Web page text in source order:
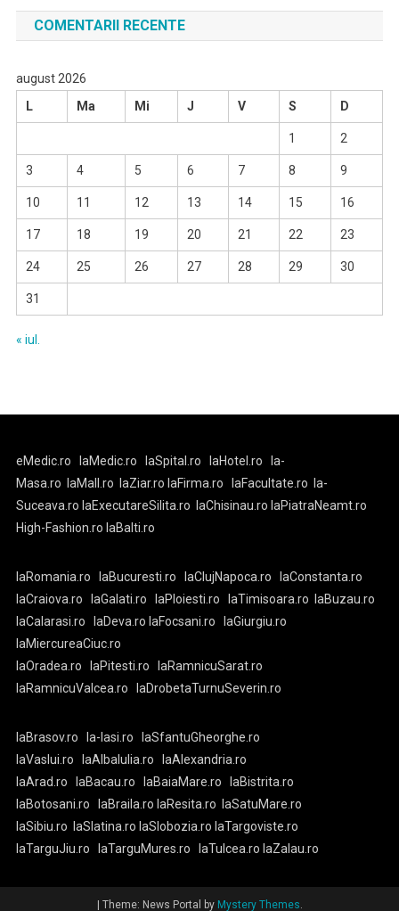
COMENTARII RECENTE
august 2026
L
Ma Mi J V S D
1 2
3 4 5 6 7 8 9
10 11 12 13 14 15 16
17 18 19 20 21 22 23
24 25 26 27 28 29 30
31
« iul.
eMedic.ro laMedic.ro laSpital.ro laHotel.ro
la-
Masa.ro
laMall.ro laZiar.ro laFirma.ro laFacultate.ro
la-
Suceava.ro laExecutareSilita.ro laChisinau.ro laPiatraNeamt.ro
High-Fashion.ro laBalti.ro
laRomania.ro laBucuresti.ro laClujNapoca.ro
laConstanta.ro
laCraiova.ro
laGalati.ro laPloiesti.ro laTimisoara.ro
laBuzau.ro
laCalarasi.ro
laDeva.ro laFocsani.ro
laGiurgiu.ro
laMiercureaCiuc.ro
laOradea.ro
laPitesti.ro
laRamnicuSarat.ro
laRamnicuValcea.ro
laDrobetaTurnuSeverin.ro
laBrasov.ro la-Iasi.ro
laSfantuGheorghe.ro
laVaslui.ro
laAlbaIulia.ro
laAlexandria.ro
laArad.ro
laBacau.ro laBaiaMare.ro
laBistrita.ro
laBotosani.ro
laBraila.ro laResita.ro
laSatuMare.ro
laSibiu.ro
laSlatina.ro laSlobozia.ro laTargoviste.ro
laTarguJiu.ro
laTarguMures.ro laTulcea.ro laZalau.ro
Theme: News Portal by Mystery Themes.